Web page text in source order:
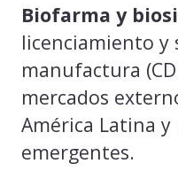
Biofarma y
licenciamiento y
manufactura
mercados
América Latina y
emergentes.